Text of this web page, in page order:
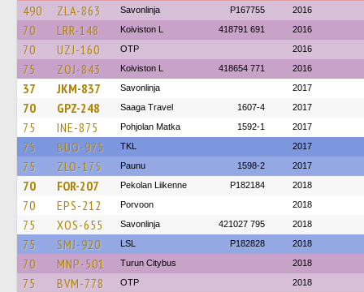
490 ZLA-863 Savonlinja P167755 2016
70 LRR-148 Koiviston L 418791 691 2016
70 UZJ-160 OTP 2016
75 ZOJ-843 Koiviston L 418654 771 2016
37 JKM-837 Savonlinja 2017
70 GPZ-248 Saaga Travel 1607-4 2017
75 INE-875 Pohjolan Matka 1592-1 2017
75 BUO-975 TKL 2017
75 ZLO-175 Paunu 1598-2 2017
70 FOR-207 Pekolan Liikenne P182184 2018
70 EPS-212 Porvoon 2018
75 XOS-655 Savonlinja 421027 795 2018
75 SMJ-920 LSL P182828 2018
70 MNP-501 Turun Citybus 2018
75 BVM-778 OTP 2018